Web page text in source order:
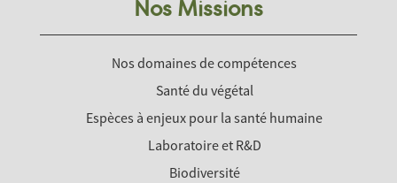
Nos Missions
Nos domaines de compétences
Santé du végétal
Espèces à enjeux pour la santé humaine
Laboratoire et R&D
Biodiversité